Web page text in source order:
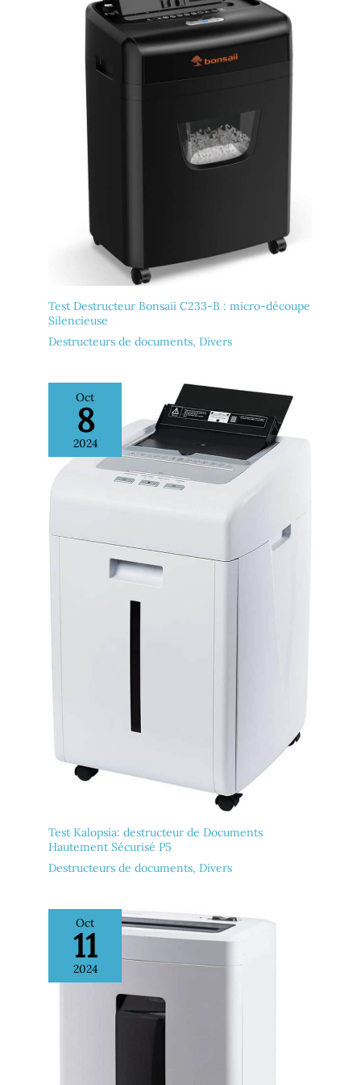
Test Destructeur Bonsaii C233-B : micro-découpe
Silencieuse
Destructeurs de documents, Divers
Oct
8
2024
Test Kalopsia: destructeur de Documents
Hautement Sécurisé P5
Destructeurs de documents, Divers
Oct
11
2024